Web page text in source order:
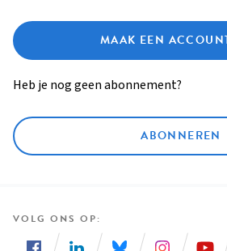
MAAK EEN
Heb je nog geen abonnement?
ABONNEREN
VOLG ONS OP